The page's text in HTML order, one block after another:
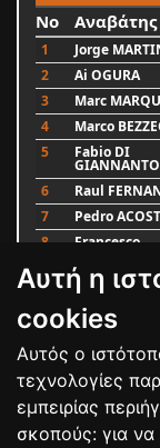
Αυτή η
cookies
Αυτός ο
τεχνολογίες
εμπειρίας
σκοπούς: για
No Αναβάτης
1 Jorge
2
Ai OGURA
3
Marc
4
Marco
5
Fabio DI
6 Raul
7
Pedro
8
Francesco
9 Alex
Luca MARINI